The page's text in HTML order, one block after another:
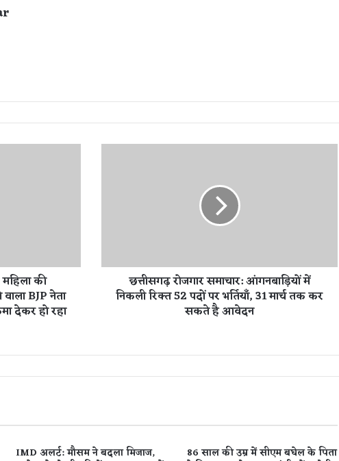
की
BJP नेता
देकर हो रहा
र
आं
यों
नि
छत्तीसगढ़ रोजगार समाचार: आंगनबाड़ियों में
निकली रिक्त 52 पदों पर भर्तियाँ, 31 मार्च तक कर
सकते है आवेदन
IMD अलर्ट: मौसम ने बदला मिजाज, 86 साल की उम्र में सीएम बघेल के पिता